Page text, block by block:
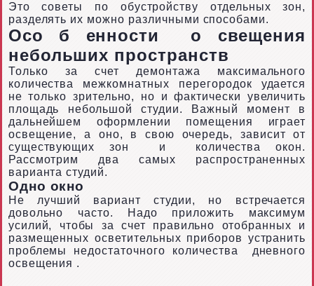
Это советы по обустройству отдельных зон,
разделять их можно различными способами.
Осо б енности о
свещения
небольших пространств
Только за счет демонтажа максимального
количества межкомнатных перегородок удается
не только зрительно, но и фактически увеличить
площадь небольшой студии. Важный момент в
дальнейшем оформлении помещения играет
освещение, а оно, в свою очередь, зависит от
существующих зон
и
количества окон.
Рассмотрим два самых распространенных
варианта студий.
Одно окно
Не лучший вариант студии, но встречается
довольно часто. Надо приложить максимум
усилий, чтобы за счет правильно отобранных и
размещенных осветительных приборов устранить
проблемы недостаточного количества
дневного
освещения .